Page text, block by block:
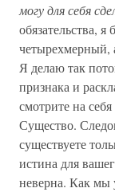
могу для себя
обязательства, я
четырехмерный,
Я делаю так
признака и
смотрите на
Существо.
существуете
истина для
неверна. Как